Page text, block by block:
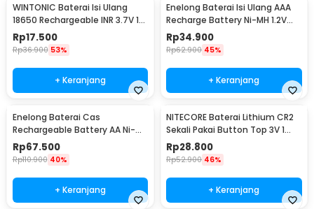
WINTONIC Baterai Isi Ulang
18650 Rechargeable INR 3.7V 1
PCS 2200mAh
Rp17.500
Rp36.900 53%
+ Keranjang
Enelong Baterai Isi Ulang AAA
Recharge Battery Ni-MH 1.2V
900mAh 4 PCS - HR4
Rp34.900
Rp62.900 45%
+ Keranjang
Enelong Baterai Cas
Rechargeable Battery AA Ni-MH
1.2V 2100mAh 4 PCS - HR6
Rp67.500
Rp110.900 40%
+ Keranjang
NITECORE Baterai Lithium CR2
Sekali Pakai Button Top 3V 1
PCS - CR2
Rp28.800
Rp52.900 46%
+ Keranjang